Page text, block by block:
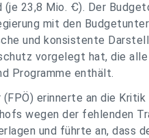
(je 23,8 Mio. Ꞓ). Der
mit den
und konsistente
vorgelegt hat, die
Programme enthält.
(FPÖ) erinnerte an die Kritik
wegen der fehlenden
und führte an, dass